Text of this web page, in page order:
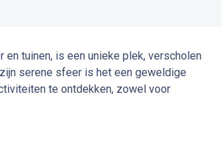
tuinen, is een unieke plek, verscholen
serene sfeer is het een geweldige
te ontdekken, zowel voor